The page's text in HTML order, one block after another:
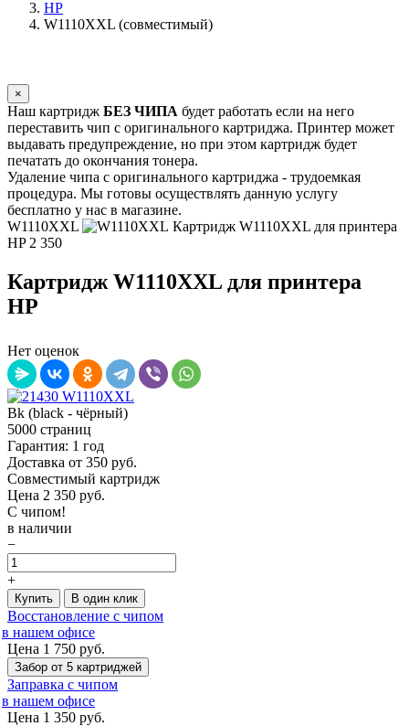
HP
W1110XXL (совместимый)
×
Наш картридж БЕЗ ЧИПА будет работать если на него
переставить чип с оригинального картриджа. Принтер может
выдавать предупреждение, но при этом картридж будет
печатать до окончания тонера.
Удаление чипа с оригинального картриджа - трудоемкая
процедура. Мы готовы осуществлять данную услугу
бесплатно у нас в магазине.
W1110XXL
Картридж W1110XXL для принтера
HP 2 350
Картридж W1110XXL для принтера
HP
Нет оценок
Bk (black - чёрный)
5000 страниц
Гарантия: 1 год
Доставка от 350 руб.
Совместимый картридж
Цена 2 350 руб.
С чипом!
в наличии
−
+
Купить В один клик
Восстановление с чипом
в нашем офисе
Цена 1 750 руб.
Забор от 5 картриджей
Заправка с чипом
в нашем офисе
Цена 1 350 руб.